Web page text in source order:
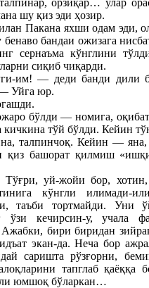
орзиқар… улар
шу қиз эди ҳозир.
Пакана яхши одам эди,
бандаи ожизага
сернаъма кўнглини
сиқиб чиқарди.
им! — деди банди дили
Уйга юр.
бўлди — номига,
тўй бўлди. Кейин
талпинчоқ. Кейин — яна,
қиз башорат қилмиш
Тўғри, уй-жойи бор, хотин,
кўнгли илимади-
таъби тортмайди. Уни
ўзи кечирсин-у, учала
Ажабки, бири биридан
экан-да. Неча бор
саришта рўзғорни,
тапглаб қаёққа
юмшоқ бўларкан…